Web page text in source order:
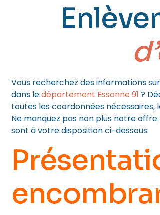
Vous recherchez des informations
dans ledépartement Essonne 91 ?
toutes les coordonnées nécessaires,
Ne manquez pas non plus notre
sont à votre disposition ci-dessous.